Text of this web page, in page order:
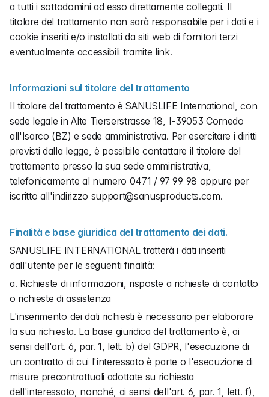
a tutti i sottodomini ad esso direttamente collegati. Il
titolare del trattamento non sarà responsabile per i dati e i
cookie inseriti e/o installati da siti web di fornitori terzi
eventualmente accessibili tramite link.
Informazioni sul titolare del trattamento
Il titolare del trattamento è SANUSLIFE International, con
sede legale in Alte Tierserstrasse 18, I-39053 Cornedo
all'Isarco (BZ) e sede amministrativa. Per esercitare i diritti
previsti dalla legge, è possibile contattare il titolare del
trattamento presso la sua sede amministrativa,
telefonicamente al numero 0471 / 97 99 98 oppure per
iscritto all'indirizzo support@sanusproducts.com.
Finalità e base giuridica del trattamento dei dati.
SANUSLIFE INTERNATIONAL tratterà i dati inseriti
dall'utente per le seguenti finalità:
a. Richieste di informazioni, risposte a richieste di contatto
o richieste di assistenza
L'inserimento dei dati richiesti è necessario per elaborare
la sua richiesta. La base giuridica del trattamento è, ai
sensi dell'art. 6, par. 1, lett. b) del GDPR, l'esecuzione di
un contratto di cui l'interessato è parte o l'esecuzione di
misure precontrattuali adottate su richiesta
dell'interessato, nonché, ai sensi dell'art. 6, par. 1, lett. f),